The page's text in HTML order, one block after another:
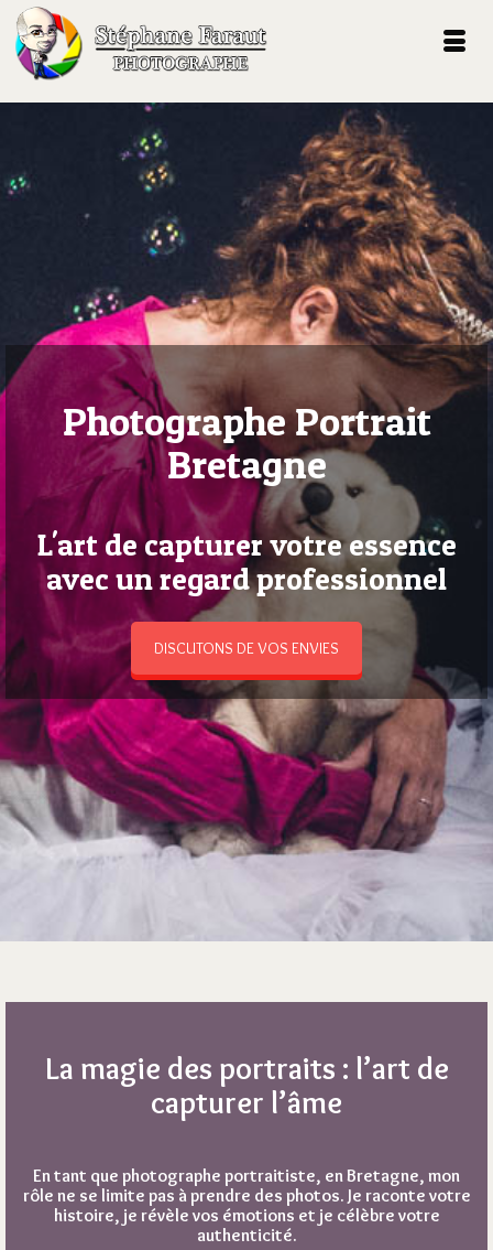
Photographe Portrait
Bretagne
L'art de capturer votre essence
avec un regard professionnel
DISCUTONS DE VOS ENVIES
La magie des portraits : l’art de
capturer l’âme
En tant que photographe portraitiste, en Bretagne, mon
rôle ne se limite pas à prendre des photos. Je raconte votre
histoire, je révèle vos émotions et je célèbre votre
authenticité.